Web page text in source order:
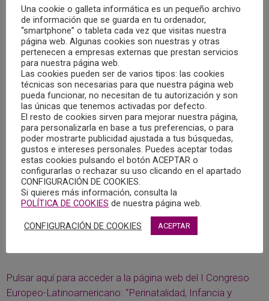
modalidad online, el primer Congreso Europeo-
Latinoamericano: “Perinatalidad, Infancia y Familia”.
La organización de este congreso corre a cargo deASMI
WAIMH-España, de laWAIMH Mundial , de la
Alianza
Hispanohablante por la Salud Mental Perinatal y de la
Familia “Conecta Perinatal”y con la estrecha colaboración
l´Association Européenne de Psychopathologie de l
´Enfant et de l´Adolescent, junto a otras filiales europeas
de la WAIMH.
Constará de trece simposios, además de numerosas
ponencias centrales a cargo de especialistas
internacionales de referencia pertenecientes al campo de
la salud mental perinatal, infantil y de la familia. Todas las
ponencias serán grabadas y las personas inscritas podrán
Pulsar aquí para acceder a la página web del I Congreso
Europeo-Latinoamericano: “Perinatalidad, Infancia y
Una cookie o galleta informática es un pequeño archivo
de información que se guarda en tu ordenador,
“smartphone” o tableta cada vez que visitas nuestra
página web. Algunas cookies son nuestras y otras
pertenecen a empresas externas que prestan servicios
para nuestra página web.
Las cookies pueden ser de varios tipos: las cookies
técnicas son necesarias para que nuestra página web
pueda funcionar, no necesitan de tu autorización y son
las únicas que tenemos activadas por defecto.
El resto de cookies sirven para mejorar nuestra página,
para personalizarla en base a tus preferencias, o para
poder mostrarte publicidad ajustada a tus búsquedas,
gustos e intereses personales. Puedes aceptar todas
estas cookies pulsando el botón ACEPTAR o
configurarlas o rechazar su uso clicando en el apartado
CONFIGURACIÓN DE COOKIES.
Si quieres más información, consulta la
POLÍTICA DE COOKIES de nuestra página web.
CONFIGURACIÓN DE COOKIES ACEPTAR